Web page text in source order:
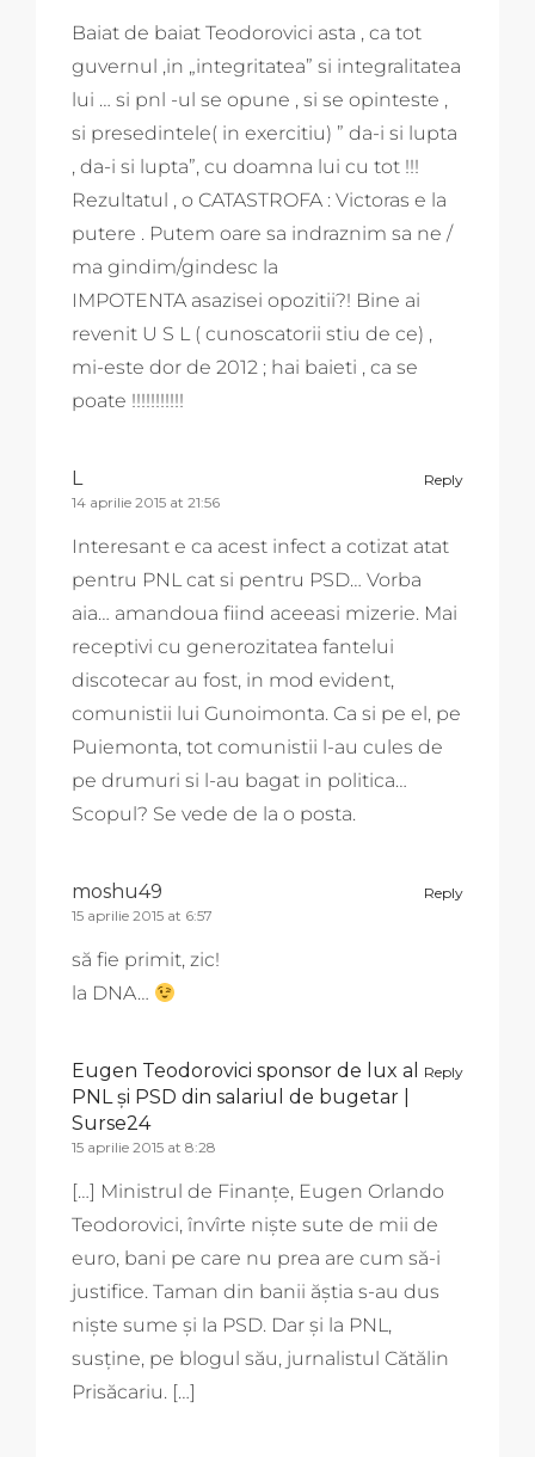
Baiat de baiat Teodorovici asta , ca tot
guvernul ,in „integritatea” si integralitatea
lui … si pnl -ul se opune , si se opinteste ,
si presedintele( in exercitiu) ” da-i si lupta
, da-i si lupta”, cu doamna lui cu tot !!!
Rezultatul , o CATASTROFA : Victoras e la
putere . Putem oare sa indraznim sa ne /
ma gindim/gindesc la
IMPOTENTA asazisei opozitii?! Bine ai
revenit U S L ( cunoscatorii stiu de ce) ,
mi-este dor de 2012 ; hai baieti , ca se
poate !!!!!!!!!!!
Reply
L
14 aprilie 2015 at 21:56
Interesant e ca acest infect a cotizat atat
pentru PNL cat si pentru PSD… Vorba
aia… amandoua fiind aceeasi mizerie. Mai
receptivi cu generozitatea fantelui
discotecar au fost, in mod evident,
comunistii lui Gunoimonta. Ca si pe el, pe
Puiemonta, tot comunistii l-au cules de
pe drumuri si l-au bagat in politica…
Scopul? Se vede de la o posta.
Reply
moshu49
15 aprilie 2015 at 6:57
să fie primit, zic!
la DNA…
Reply
Eugen Teodorovici sponsor de lux al
PNL și PSD din salariul de bugetar |
Surse24
15 aprilie 2015 at 8:28
[…] Ministrul de Finanțe, Eugen Orlando
Teodorovici, învîrte niște sute de mii de
euro, bani pe care nu prea are cum să-i
justifice. Taman din banii ăștia s-au dus
niște sume și la PSD. Dar și la PNL,
susține, pe blogul său, jurnalistul Cătălin
Prisăcariu. […]